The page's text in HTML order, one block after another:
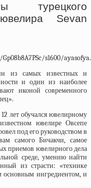
турецкого
Sevan
из самых известных и
и один из наиболее
иконой современного
лет обучался ювелирному
ювелире Овсепе
под его руководством в
самого Бичакчи, самое
приемов ювелирного дела
среде, умению найти
из страсти: «технике
основным ингредиентом, и